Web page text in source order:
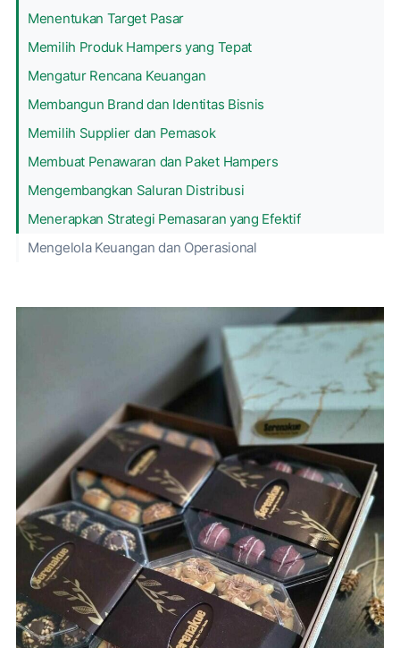
Menentukan Target Pasar
Memilih Produk Hampers yang Tepat
Mengatur Rencana Keuangan
Membangun Brand dan Identitas Bisnis
Memilih Supplier dan Pemasok
Membuat Penawaran dan Paket Hampers
Mengembangkan Saluran Distribusi
Menerapkan Strategi Pemasaran yang Efektif
Mengelola Keuangan dan Operasional